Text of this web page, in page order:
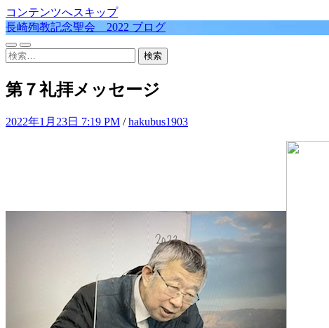
コンテンツへスキップ
長崎殉教記念聖会 2022 ブログ
モ
バ
ル
メ
ュ
る
検
索
ィ
ド
検
第７礼拝メッセージ
2022年1月23日 7:19 PM /hakubus1903